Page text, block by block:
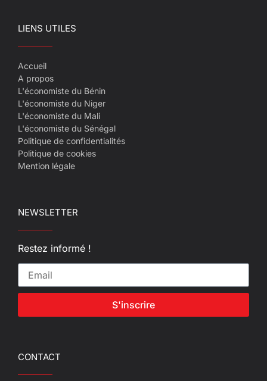
LIENS UTILES
Accueil
A propos
L'économiste du Bénin
L'économiste du Niger
L'économiste du Mali
L'économiste du Sénégal
Politique de confidentialités
Politique de cookies
Mention légale
NEWSLETTER
Restez informé !
S'inscrire
CONTACT